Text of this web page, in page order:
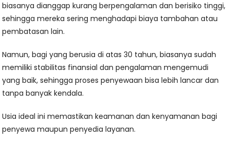
biasanya dianggap kurang berpengalaman dan berisiko tinggi,
sehingga mereka sering menghadapi biaya tambahan atau
pembatasan lain.
Namun, bagi yang berusia di atas 30 tahun, biasanya sudah
memiliki stabilitas finansial dan pengalaman mengemudi
yang baik, sehingga proses penyewaan bisa lebih lancar dan
tanpa banyak kendala.
Usia ideal ini memastikan keamanan dan kenyamanan bagi
penyewa maupun penyedia layanan.